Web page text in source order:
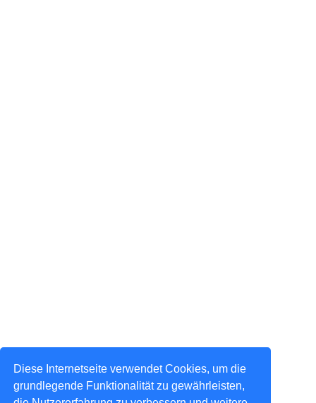
Diese Internetseite verwendet Cookies, um die
grundlegende Funktionalität zu gewährleisten,